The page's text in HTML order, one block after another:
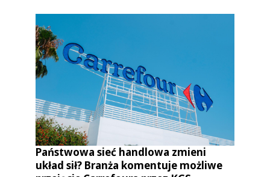
Państwowa sieć handlowa zmieni
układ sił? Branża komentuje możliwe